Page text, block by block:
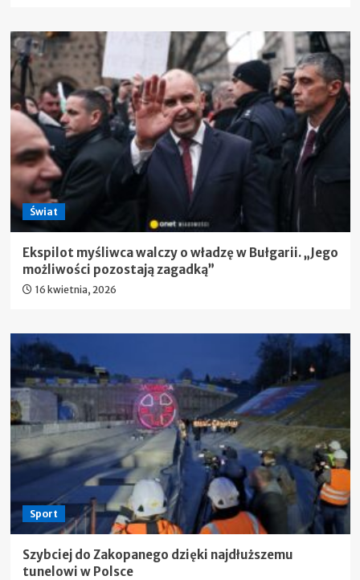
Świat
Ekspilot myśliwca walczy o władzę w Bułgarii. „Jego
możliwości pozostają zagadką”
16 kwietnia, 2026
Sport
Szybciej do Zakopanego dzięki najdłuższemu
tunelowi w Polsce